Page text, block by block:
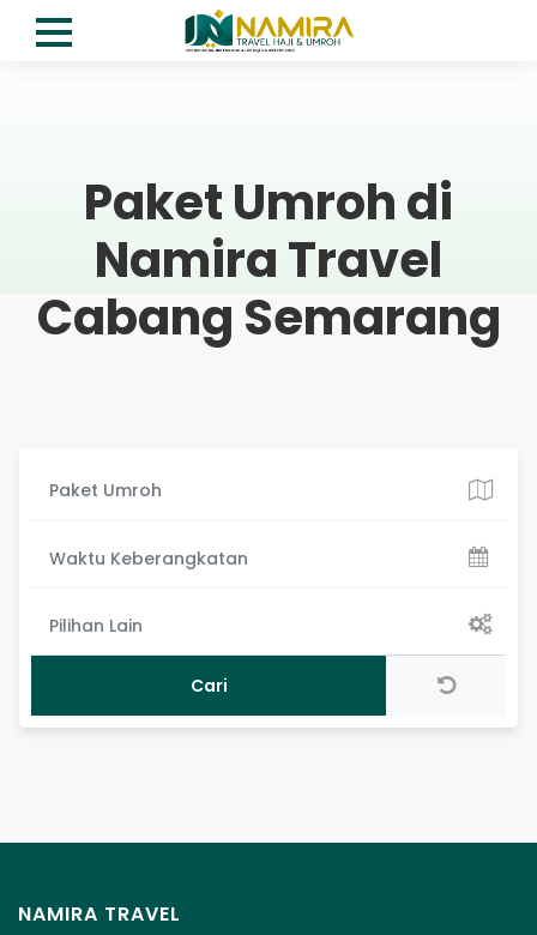
Paket Umroh di
Namira Travel
Cabang Semarang
Waktu Keberangkatan
Pilihan Lain
NAMIRA TRAVEL